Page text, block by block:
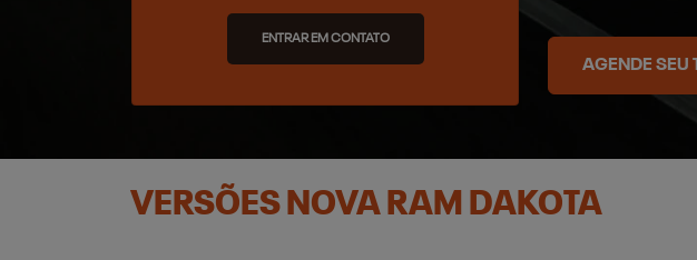
ENTRAR EM CONTATO
AGENDE SEU
VERSÕES NOVA RAM DAKOTA